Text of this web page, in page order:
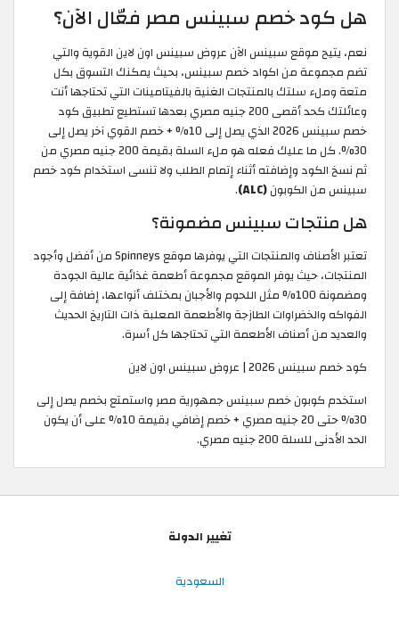
هل كود خصم سبينس مصر فعّال الآن؟
نعم، يتيح موقع سبينس الآن عروض سبينس اون لاين القوية والتي
تضم مجموعة من اكواد خصم سبينس، بحيث يمكنك التسوق بكل
متعة وملء سلتك بالمنتجات الغنية بالفيتامينات التي تحتاجها أنت
وعائلتك كحد أقصى 200 جنيه مصري بعدها تستطيع تطبيق كود
خصم سبينس 2026 الذي يصل إلى 10% + خصم القوي آخر يصل إلى
30%. كل ما عليك فعله هو ملء السلة بقيمة 200 جنيه مصري من
ثم نسخ الكود وإضافته أثناء إتمام الطلب ولا تنسى استخدام كود خصم
سبينس من الكوبون(ALC)
.
هل منتجات سبينس مضمونة؟
تعتبر الأصناف والمنتجات التي يوفرها موقع Spinneys من أفضل وأجود
المنتجات، حيث يوفر الموقع مجموعة أطعمة غذائية عالية الجودة
ومضمونة 100% مثل اللحوم والأجبان بمختلف أنواعها، إضافة إلى
الفواكه والخضراوات الطازجة والأطعمة المعلبة ذات التاريخ الحديث
والعديد من أصناف الأطعمة التي تحتاجها كل أسرة.
كود خصم سبينس 2026 | عروض سبينس اون لاين
استخدم كوبون خصم سبينس جمهورية مصر واستمتع بخصم يصل إلى
30% حتى 20 جنيه مصري + خصم إضافي بقيمة 10% على أن يكون
الحد الأدنى للسلة 200 جنيه مصري.
تغيير الدولة
السعودية